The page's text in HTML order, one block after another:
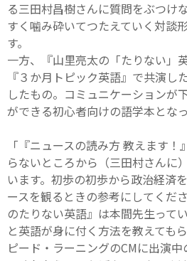
る三田村昌樹さんに質問をぶつけ
すく噛み砕いてつたえていく対談
す。
一方、『山里亮太の「たりない」
『３か月トピック英語』で共演し
したもの。コミュニケーションが
ができる初心者向けの語学本となっ
「『ニュースの読み方 教えます
らないところから（三田村さんに
います。初歩の初歩から政治経済
ースを観るときの参考にしてくだ
のたりない英語』は本間先生って
と英語が身に付く方法を教えても
ピード・ラーニングのCMに出演